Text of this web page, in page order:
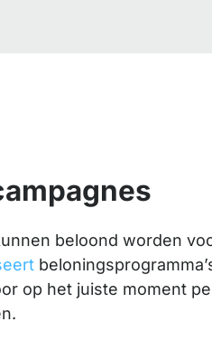
beloond worden
op het juiste moment